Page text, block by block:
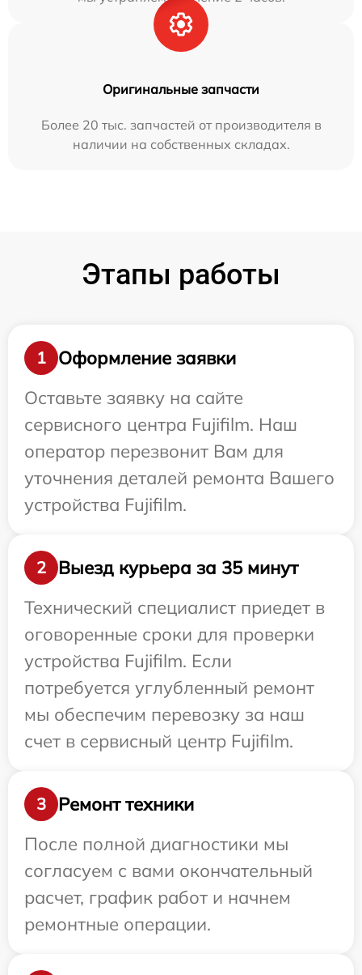
Оригинальные запчасти
Более 20 тыс. запчастей от производителя в
наличии на собственных складах.
Этапы работы
1
Оформление заявки
Оставьте заявку на сайте
сервисного центра Fujifilm. Наш
оператор перезвонит Вам для
уточнения деталей ремонта Вашего
устройства Fujifilm.
2
Выезд курьера за 35 минут
Технический специалист приедет в
оговоренные сроки для проверки
устройства Fujifilm. Если
потребуется углубленный ремонт
мы обеспечим перевозку за наш
счет в сервисный центр Fujifilm.
3
Ремонт техники
После полной диагностики мы
согласуем с вами окончательный
расчет, график работ и начнем
ремонтные операции.